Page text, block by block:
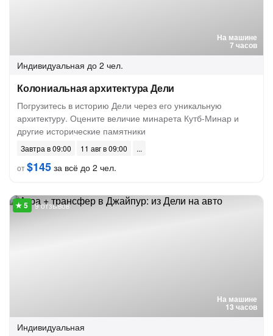
На машине
7 часов
Индивидуальная до 2 чел.
Колониальная архитектура Дели
Погрузитесь в историю Дели через его уникальную
архитектуру. Оцените величие минарета Кутб-Минар и
другие исторические памятники
Завтра в 09:00
11 авг в 09:00
от$145 за всё до 2 чел.
На машине
13 часов
9 отзывов
Индивидуальная